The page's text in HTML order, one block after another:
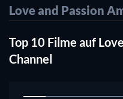
Love and Passion
Top 10 Filme auf
Channel